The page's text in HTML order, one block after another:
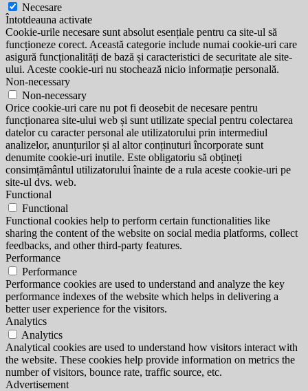
Necesare
Întotdeauna activate
Cookie-urile necesare sunt absolut esențiale pentru ca site-ul să
funcționeze corect. Această categorie include numai cookie-uri care
asigură funcționalități de bază și caracteristici de securitate ale site-
ului. Aceste cookie-uri nu stochează nicio informație personală.
Non-necessary
Non-necessary
Orice cookie-uri care nu pot fi deosebit de necesare pentru
funcționarea site-ului web și sunt utilizate special pentru colectarea
datelor cu caracter personal ale utilizatorului prin intermediul
analizelor, anunțurilor și al altor conținuturi încorporate sunt
denumite cookie-uri inutile. Este obligatoriu să obțineți
consimțământul utilizatorului înainte de a rula aceste cookie-uri pe
site-ul dvs. web.
Functional
Functional
Functional cookies help to perform certain functionalities like
sharing the content of the website on social media platforms, collect
feedbacks, and other third-party features.
Performance
Performance
Performance cookies are used to understand and analyze the key
performance indexes of the website which helps in delivering a
better user experience for the visitors.
Analytics
Analytics
Analytical cookies are used to understand how visitors interact with
the website. These cookies help provide information on metrics the
number of visitors, bounce rate, traffic source, etc.
Advertisement